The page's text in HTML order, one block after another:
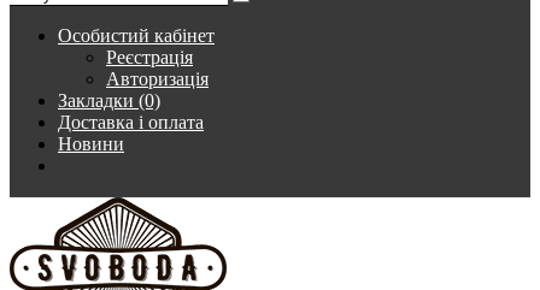
Особистий кабінет
Реєстрація
Авторизація
Закладки (0)
Доставка і оплата
Новини